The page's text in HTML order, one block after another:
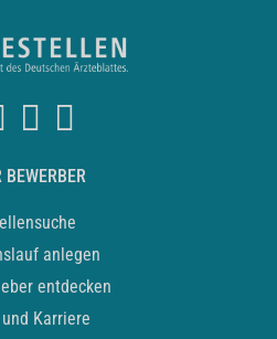
BEWERBER
anlegen
entdecken
Karriere